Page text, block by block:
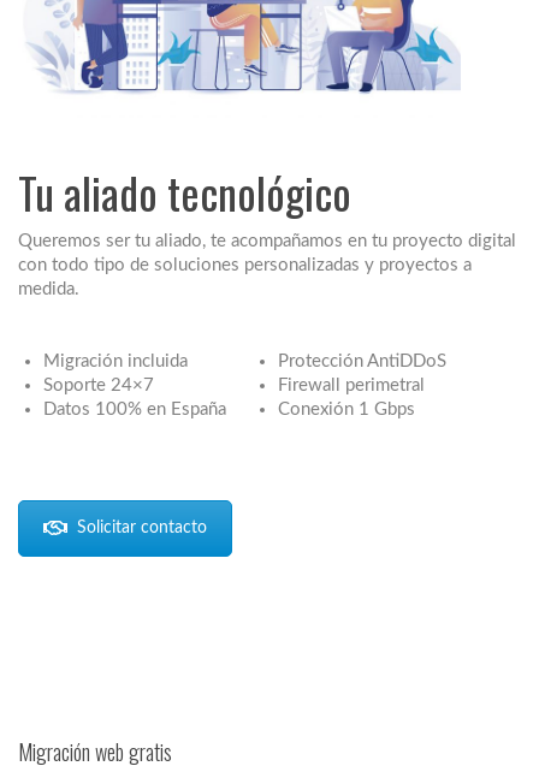
Tu aliado tecnológico
Queremos ser tu aliado, te acompañamos en tu proyecto digital
con todo tipo de soluciones personalizadas y proyectos a
medida.
Migración incluida
Soporte 24×7
Datos 100% en España
Protección AntiDDoS
Firewall perimetral
Conexión 1 Gbps
Solicitar contacto
Migración web gratis